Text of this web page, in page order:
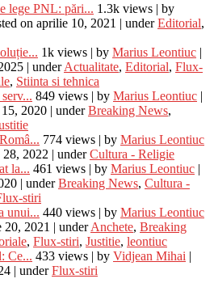
lege PNL: pări... 1.3k views | by
on aprilie 10, 2021 | underEditorial,
1k views | by Marius Leontiuc |
| underActualitate, Editorial, Flux-
, Stiinta si tehnica
849 views | by Marius Leontiuc |
2020 | underBreaking News,
774 views | by Marius Leontiuc
28, 2022 | underCultura - Religie
la... 461 views | by Marius Leontiuc |
| underBreaking News, Cultura -
stiri
unui... 440 views | by Marius Leontiuc
20, 2021 | underAnchete, Breaking
, Flux-stiri, Justitie, leontiuc
Ce... 433 views | by Vidjean Mihai |
| underFlux-stiri